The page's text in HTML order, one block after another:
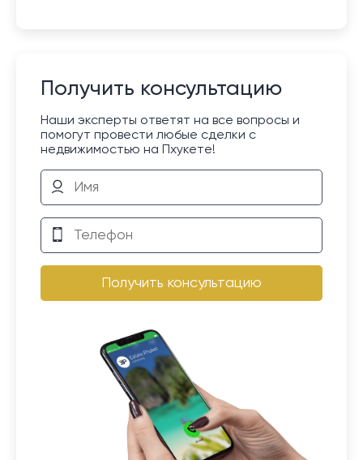
Получить консультацию
Наши эксперты ответят на все вопросы и
помогут провести любые сделки с
недвижимостью на Пхукете!
Получить консультацию